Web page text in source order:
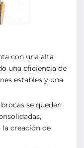
con una alta
una eficiencia de
estables y una
se queden
creación de